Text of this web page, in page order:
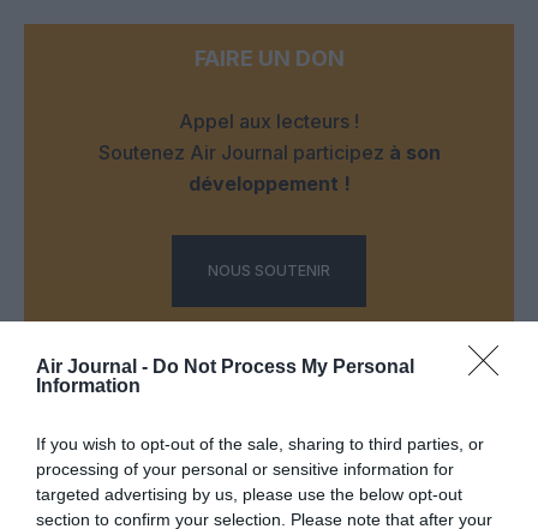
Air Journal - Do Not Process My Personal
Information
If you wish to opt-out of the sale, sharing to third parties, or
processing of your personal or sensitive information for
targeted advertising by us, please use the below opt-out
section to confirm your selection. Please note that after your
FAIRE UN DON
Appel aux lecteurs !
Soutenez Air Journal participez à son
développement !
NOUS SOUTENIR
DERNIERS COMMENTAIRES